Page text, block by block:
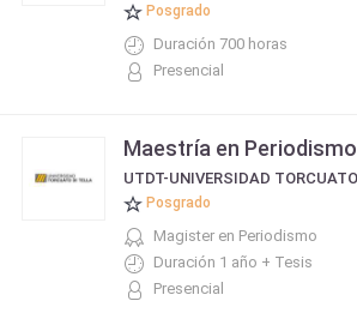
Posgrado
Duración 700 horas
Presencial
Maestría en Periodismo
Posgrado
Magister en Periodismo
Duración 1 año + Tesis
Presencial